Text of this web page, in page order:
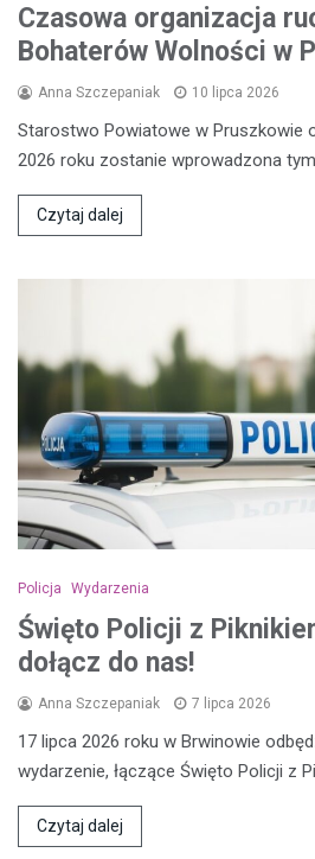
Czasowa organizacja
Bohaterów Wolności w
Anna Szczepaniak 10 lipca 2026
Starostwo Powiatowe w Pruszkowie
2026 roku zostanie wprowadzona
Czytaj dalej
Policja Wydarzenia
Święto Policji z
dołącz do nas!
Anna Szczepaniak 7 lipca 2026
17 lipca 2026 roku w Brwinowie
wydarzenie, łączące Święto Policji z
Czytaj dalej